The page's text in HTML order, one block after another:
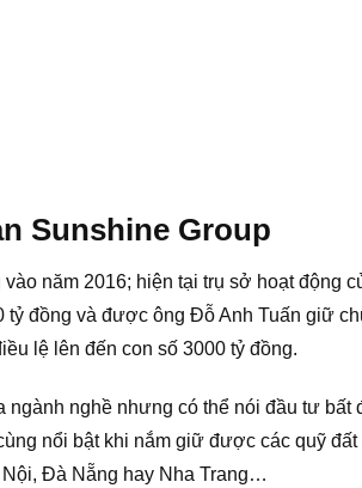
Sunshine Group
năm 2016; hiện tại trụ sở hoạt động
tỷ đồng và được ông Đỗ Anh Tuấn giữ
lệ lên đến con số 3000 tỷ đồng.
nghề nhưng có thể nói đầu tư
nổi bật khi nắm giữ được các quỹ
Đà Nẵng hay Nha Trang…